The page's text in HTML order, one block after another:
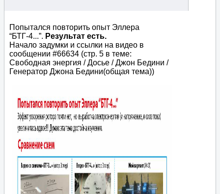
Попытался повторить опыт Эллера
“БТГ-4...”. Результат есть.
Начало задумки и ссылки на видео в
сообщении #66634 (стр. 5 в теме:
Свободная энергия / Досье / Джон Бедини /
Генератор Джона Бедини(общая тема))